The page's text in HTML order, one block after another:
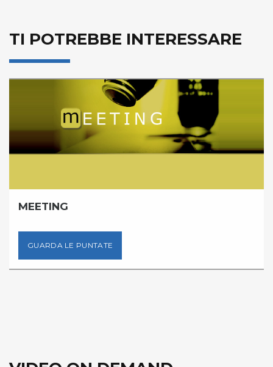
TI POTREBBE INTERESSARE
MEETING
GUARDA LE PUNTATE